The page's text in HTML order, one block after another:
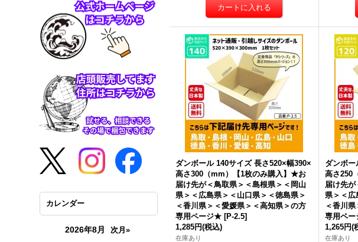
カレンダー
2026年8月 次月»
ダンボール 140サイズ 長さ520×幅390×
高さ300（mm）【1枚のみ購入】★お
届け先が＜鳥取県＞＜島根県＞＜岡山
県＞＜広島県＞＜山口県＞＜徳島県＞
＜香川県＞＜愛媛県＞＜高知県＞の方
専用ページ★ [P-2.5]
1,285円(税込)
在庫あり
ダンボー
高さ250
届け先が
県＞＜広
＜香川
専用ペ
1,265円(
在庫あり